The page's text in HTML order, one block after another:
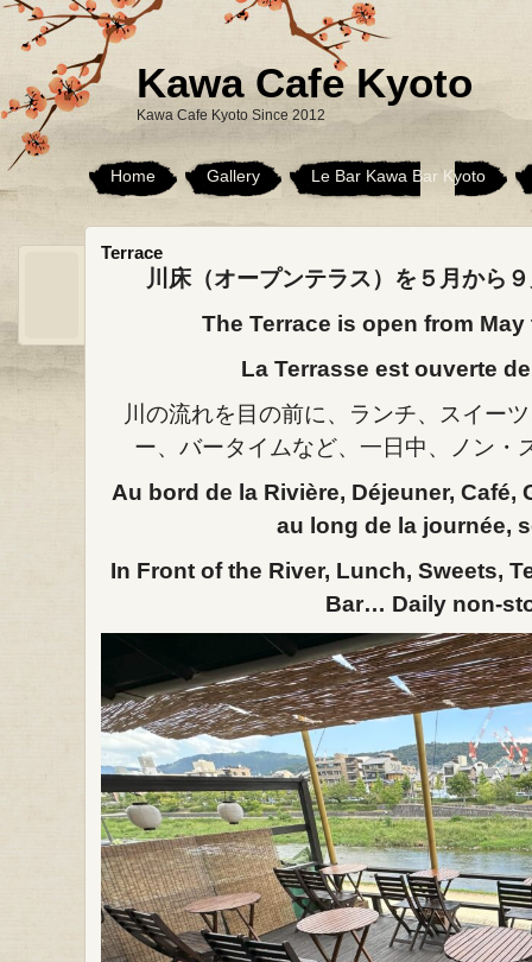
Kawa Cafe Kyoto
Kawa Cafe Kyoto Since 2012
Home Gallery Le Bar Kawa Bar Kyoto
Terrace
川床（オープンテラス）を５月から
The Terrace is open from
La Terrasse est ouverte
川の流れを目の前に、ランチ、スイー
ー、バータイムなど、一日中、ノン・
Au bord de la Rivière, Déjeuner,
au long de la journée,
In Front of the River, Lunch, Sweets,
Bar… Daily non-